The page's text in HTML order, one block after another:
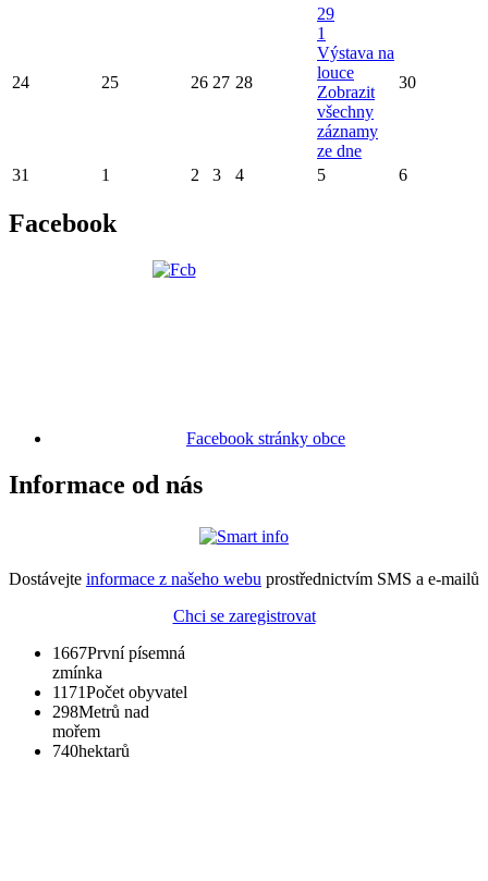
24 25 26 27 28
29
1
Výstava na
louce
Zobrazit
všechny
záznamy
ze dne
30
31 1 2 3 4 5 6
Facebook
Facebook stránky obce
Informace od nás
Dostávejte informace z našeho webu prostřednictvím SMS a e-mailů
Chci se zaregistrovat
1667První písemná
zmínka
1171Počet obyvatel
298Metrů nad
mořem
740hektarů